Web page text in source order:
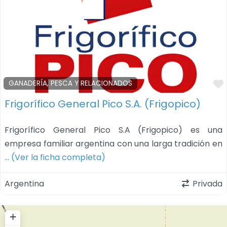
GANADERÍA, PESCA Y RELACIONADOS
Frigorífico General Pico S.A. (Frigopico)
Frigorífico General Pico S.A (Frigopico) es una
empresa familiar argentina con una larga tradición en
… (Ver la ficha completa)
Argentina Privada
+